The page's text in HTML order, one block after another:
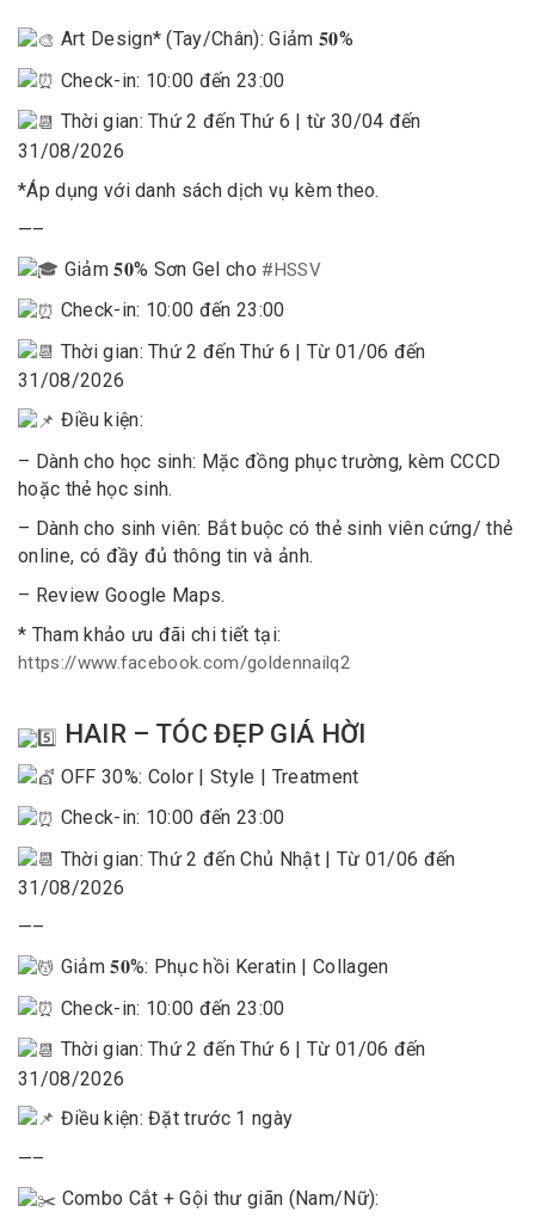
Art Design* (Tay/Chân): Giảm 𝟓𝟎%
Check-in: 10:00 đến 23:00
Thời gian: Thứ 2 đến Thứ 6 | từ 30/04 đến
31/08/2026
*Áp dụng với danh sách dịch vụ kèm theo.
—–
Giảm 𝟓𝟎% Sơn Gel cho #HSSV
Check-in: 10:00 đến 23:00
Thời gian: Thứ 2 đến Thứ 6 | Từ 01/06 đến
31/08/2026
Điều kiện:
– Dành cho học sinh: Mặc đồng phục trường, kèm CCCD
hoặc thẻ học sinh.
– Dành cho sinh viên: Bắt buộc có thẻ sinh viên cứng/ thẻ
online, có đầy đủ thông tin và ảnh.
– Review Google Maps.
* Tham khảo ưu đãi chi tiết tại:
https://www.facebook.com/goldennailq2
HAIR – TÓC ĐẸP GIÁ HỜI
OFF 30%: Color | Style | Treatment
Check-in: 10:00 đến 23:00
Thời gian: Thứ 2 đến Chủ Nhật | Từ 01/06 đến
31/08/2026
—–
Giảm 𝟓𝟎%: Phục hồi Keratin | Collagen
Check-in: 10:00 đến 23:00
Thời gian: Thứ 2 đến Thứ 6 | Từ 01/06 đến
31/08/2026
Điều kiện: Đặt trước 1 ngày
—–
Combo Cắt + Gội thư giãn (Nam/Nữ):